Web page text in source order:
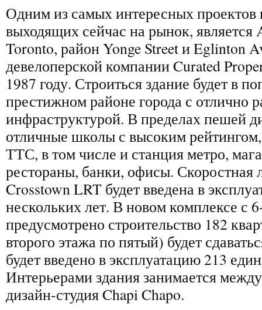
Одним из самых интересных
выходящих сейчас на рынок,
Toronto, район Yonge Street и Eglinton
девелоперской компании Curated
1987 году. Строиться здание будет в
престижном районе города с отлично
инфраструктурой. В пределах пешей
отличные школы с высоким рейтингом,
ТТС, в том числе и станция метро,
рестораны, банки, офисы. Скоростная
Crosstown LRT будет введена в
нескольких лет. В новом комплексе с
предусмотрено строительство 182
второго этажа по пятый) будет
будет введено в эксплуатацию 213
Интерьерами здания занимается
дизайн-студия Chapi Chapo.